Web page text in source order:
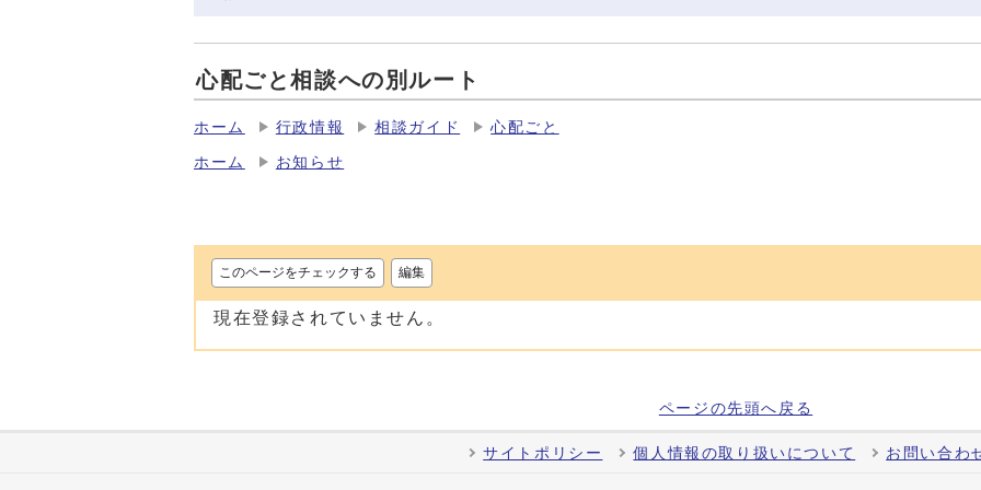
心配ごと相談への別ルート
ホーム 行政情報 相談ガイド 心配ごと
ホーム お知らせ
このページをチェックする 編集
現在登録されていません。
ページの先頭へ戻る
サイトポリシー 個人情報の取り扱いについて お問い合わ